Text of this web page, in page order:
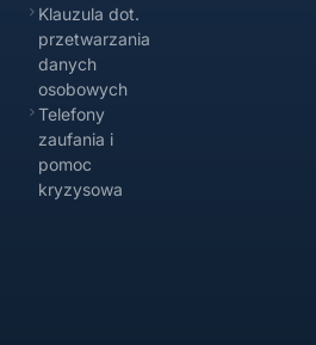
Klauzula dot.
przetwarzania
danych
osobowych
Telefony
zaufania i
pomoc
kryzysowa